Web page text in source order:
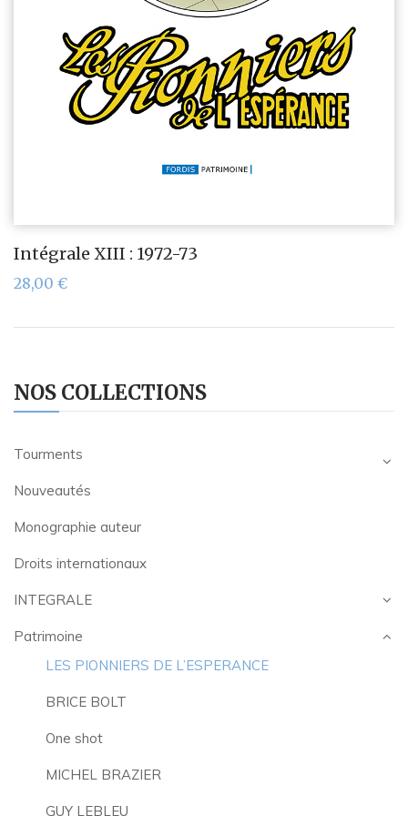
NOS COLLECTIONS
Tourments
Nouveautés
Monographie auteur
Droits internationaux
INTEGRALE
Patrimoine
LES PIONNIERS DE L’ESPERANCE
BRICE BOLT
One shot
MICHEL BRAZIER
GUY LEBLEU
Intégrale XIII : 1972-73
28,00 €